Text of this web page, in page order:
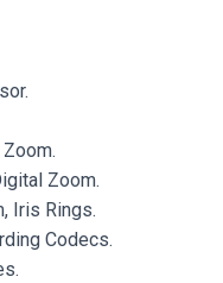
Zoom.
Iris Rings.
Codecs.